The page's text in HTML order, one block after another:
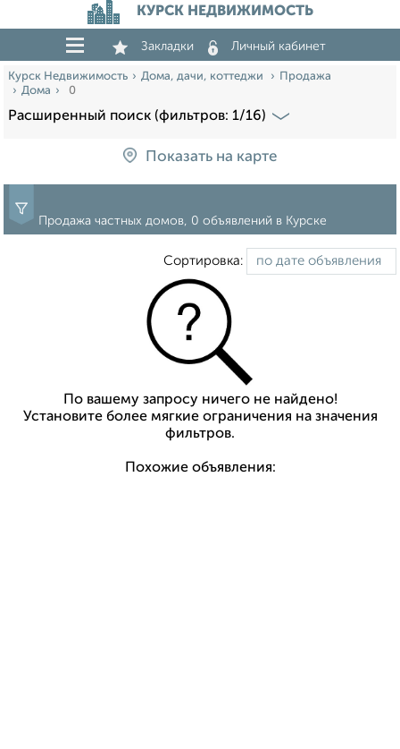
КУРСК НЕДВИЖИМОСТЬ
Закладки Личный кабинет
Курск Недвижимость Дома, дачи, коттеджи
Продажа
Дома
0
Расширенный поиск (фильтров: 1/16)
Показать на карте
Продажа частных домов, 0 объявлений в Курске
Сортировка:
По вашему запросу ничего не найдено!
Установите более мягкие ограничения на значения
фильтров.
Похожие объявления: